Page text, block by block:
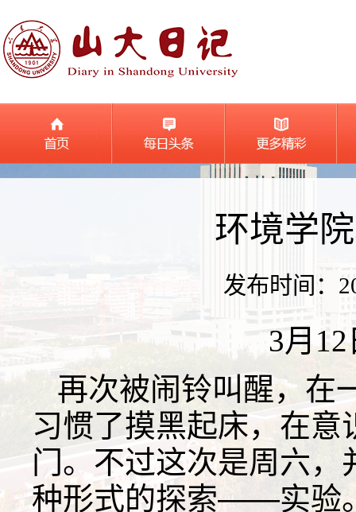
环境学
发布时间：
3月
再次被闹铃叫醒，在
习惯了摸黑起床，在
门。不过这次是周六
种形式的探索——实验